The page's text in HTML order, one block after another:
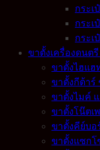
กระเ
กระเ
กระเ
ขาตั้งเครื่องดนตรี
ขาตั้งไฮแฮ
ขาตั้งกีต้าร์
ขาตั้งไมค์
ขาตั้งโน๊ตเ
ขาตั้งคีย์บอ
ขาตั้งแซก